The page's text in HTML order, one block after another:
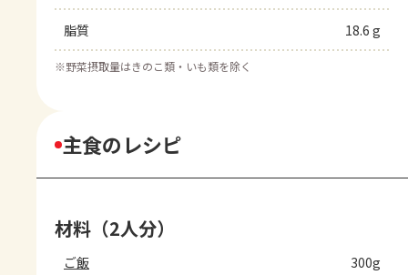
脂質 18.6 g
※野菜摂取量はきのこ類・いも類を除く
主食のレシピ
材料（2人分）
ご飯 300g